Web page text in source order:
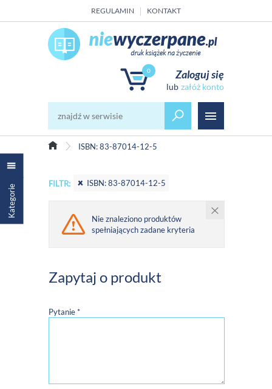
REGULAMIN KONTAKT
0 Zaloguj się
załóż konto
ISBN: 83-87014-12-5
Kategorie FILTR: ISBN: 83-87014-12-5
Nie znaleziono produktów
spełniających zadane kryteria
Zapytaj o produkt
Pytanie *